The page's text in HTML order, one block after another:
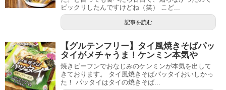
ビックリしたんですけどね（笑） こど...
記事を読む
【グルテンフリー】タイ風焼きそばパッ
タイがメチャうま！ケンミン本気や
焼きビーフンでおなじみのケンミンが本気を出して
きております。 タイ風焼きそばパッタイおいしかっ
た！ パッタイはタイの焼きそば...